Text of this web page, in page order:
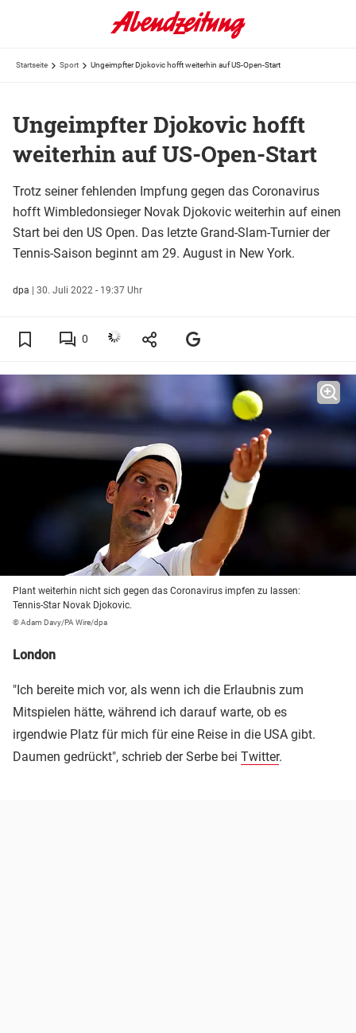
Startseite Sport Ungeimpfter Djokovic hofft weiterhin auf US-Open-Start
Ungeimpfter Djokovic hofft
weiterhin auf US-Open-Start
Trotz seiner fehlenden Impfung gegen das Coronavirus
hofft Wimbledonsieger Novak Djokovic weiterhin auf einen
Start bei den US Open. Das letzte Grand-Slam-Turnier der
Tennis-Saison beginnt am 29. August in New York.
dpa | 30. Juli 2022 - 19:37 Uhr
0
Plant weiterhin nicht sich gegen das Coronavirus impfen zu lassen:
Tennis-Star Novak Djokovic.
© Adam Davy/PA Wire/dpa
London
"Ich bereite mich vor, als wenn ich die Erlaubnis zum
Mitspielen hätte, während ich darauf warte, ob es
irgendwie Platz für mich für eine Reise in die USA gibt.
Daumen gedrückt", schrieb der Serbe bei Twitter.